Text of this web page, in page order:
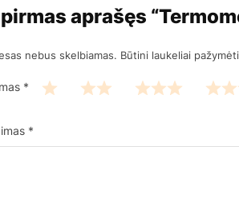
aprašęs
nebus skelbiamas. Būtini laukeliai pažymėti
*
*